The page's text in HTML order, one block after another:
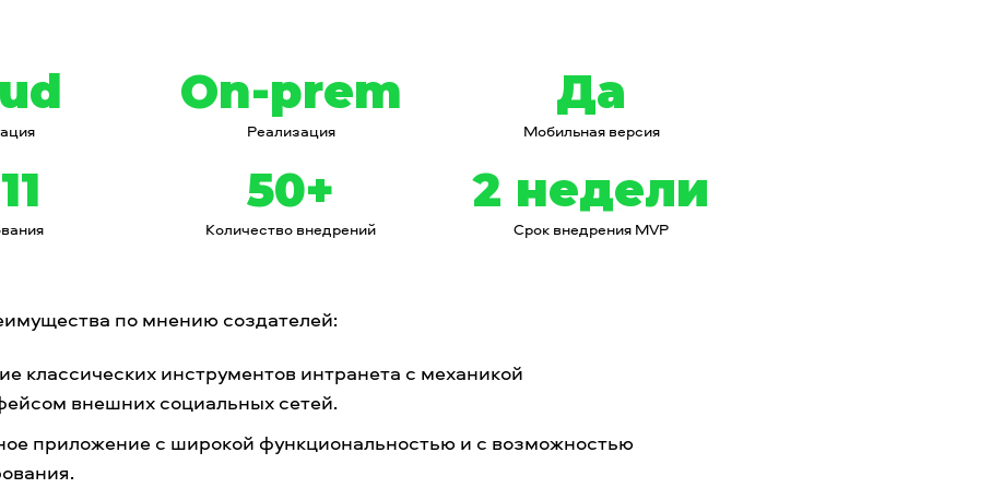
On-prem
Реализация
Да
Мобильная версия
50+
Количество внедрений
2 недели
Срок внедрения MVP
по мнению создателей:
классических инструментов интранета с механикой
внешних социальных сетей.
приложение с широкой функциональностью и с возможностью